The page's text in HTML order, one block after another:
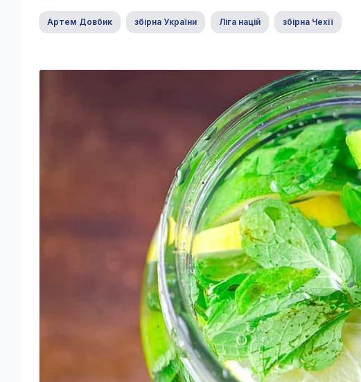
Артем Довбик збірна України Ліга націй збірна Чехії